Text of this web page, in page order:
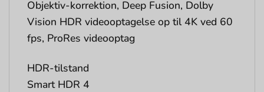
Objektiv-korrektion, Deep Fusion, Dolby
Vision HDR videooptagelse op til 4K ved 60
fps, ProRes videooptag
HDR-tilstand
Smart HDR 4